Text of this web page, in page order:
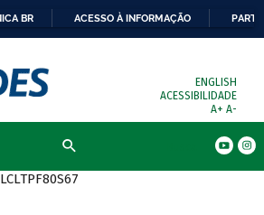
BR ACESSO À INFORMAÇÃO
ENGLISH
ACESSIBILIDADE
A+ A-